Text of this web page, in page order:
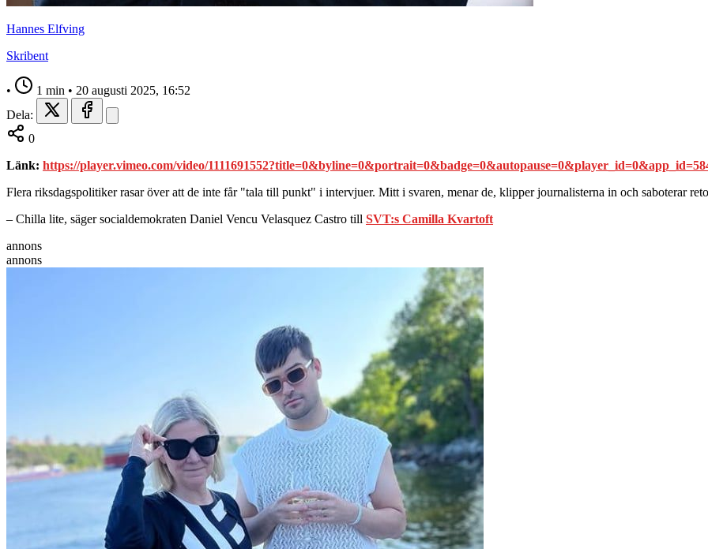
Hannes Elfving
Skribent
• 1 min • 20 augusti 2025, 16:52
Dela:
0
Länk: https://player.vimeo.com/video/
Flera riksdagspolitiker rasar över att de inte får "tala till punkt" i intervjuer. Mitt i svaren, menar de, klipper journalisterna in och saboterar
– Chilla lite, säger socialdemokraten Daniel Vencu Velasquez Castro till SVT:s Camilla Kvartoft
annons
annons